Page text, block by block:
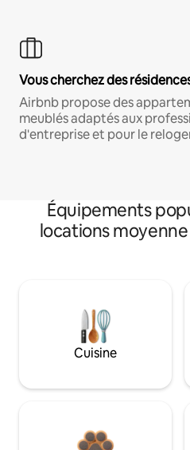
Vous cherchez des
Airbnb propose des
meublés adaptés aux
d'entreprise et pour le
Équipements
locations
Cuisine